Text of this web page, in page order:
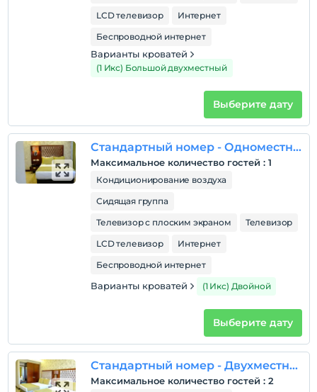
С детей младше 2 плата не взимается.
LCD телевизор
Интернет
Беспроводной интернет
Варианты кроватей
(1 Икс) Большой двухместный
Выберите дату
Стандартный номер - Одноместный
Максимальное количество гостей : 1
Кондиционирование воздуха
Сидящая группа
Телевизор с плоским экраном
Телевизор
LCD телевизор
Интернет
Беспроводной интернет
Варианты кроватей (1 Икс) Двойной
Выберите дату
Стандартный номер - Двухместный
Максимальное количество гостей : 2